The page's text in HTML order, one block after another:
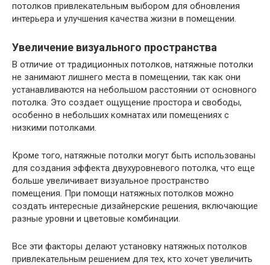
потолков привлекательным выбором для обновления
интерьера и улучшения качества жизни в помещении.
Увеличение визуального пространства
В отличие от традиционных потолков, натяжные потолки
не занимают лишнего места в помещении, так как они
устанавливаются на небольшом расстоянии от основного
потолка. Это создает ощущение простора и свободы,
особенно в небольших комнатах или помещениях с
низкими потолками.
Кроме того, натяжные потолки могут быть использованы
для создания эффекта двухуровневого потолка, что еще
больше увеличивает визуальное пространство
помещения. При помощи натяжных потолков можно
создать интересные дизайнерские решения, включающие
разные уровни и цветовые комбинации.
Все эти факторы делают установку натяжных потолков
привлекательным решением для тех, кто хочет увеличить